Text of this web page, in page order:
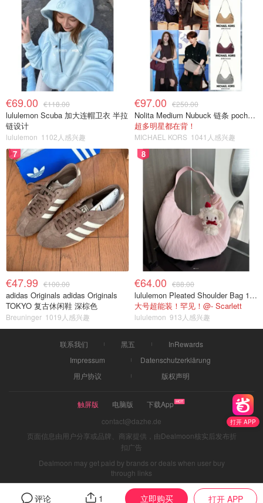
打开 APP
评论 1 立即购买 打开 APP
€69.00 €118.00
lululemon Scuba 加大连帽卫衣 半拉
链设计
lululemon 1102人感兴趣
€97.00 €250.00
Nolita Medium Nubuck 链条 pochette
超多明星都在背！
MICHAEL KORS 1041人感兴趣
7
€47.99 €100.00
adidas Originals adidas Originals
TOKYO 复古休闲鞋 深棕色
Breuninger 1019人感兴趣
8
€64.00 €88.00
lululemon Pleated Shoulder Bag 10L 单肩包
大号超能装！罕见！@- Scarlett
lululemon 913人感兴趣
联系我们 黑五
InRewards
Impressum
Datenschutzerklärung
用户协议
版权声明
触屏版 电脑版
下载App
contact@dazhe.de
页面信息由用户分享或品牌、商家提供，由Dealmoon核实后发布折
扣广告
Dealmoon may get paid by brands or deals when user buy
through links